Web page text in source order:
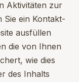
Aktivitäten zur
Sie ein Kontakt-
ausfüllen
die von Ihnen
wie dies
des Inhalts